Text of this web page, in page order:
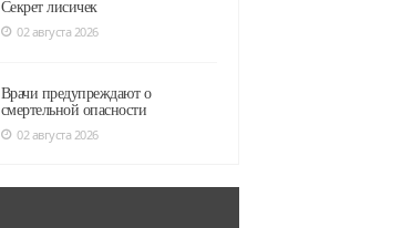
Секрет лисичек
02 августа 2026
Врачи предупреждают о
смертельной опасности
02 августа 2026